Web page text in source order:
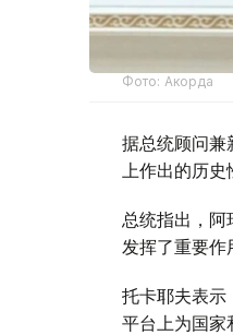
Фото: Акорда
据总统顾问兼
上作出的历
总统指出，阿
发挥了重要作
托卡耶夫表示
平台上为国家